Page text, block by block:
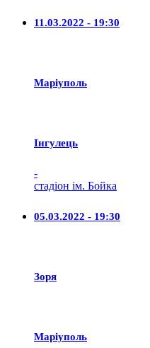
11.03.2022 - 19:30
Маріуполь
Iнгулець
-
стадіон ім. Бойка
05.03.2022 - 19:30
Зоря
Маріуполь